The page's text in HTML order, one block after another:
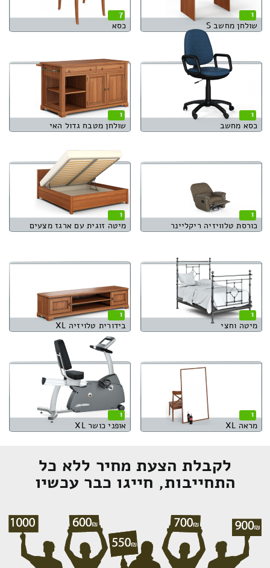
1
שולחן מחשב S
7
כסא
1
כסא מחשב
1
שולחן מטבח גדול האי
1
כורסת טלוויזיה ריקליינר
1
מיטה זוגית עם ארגז מצעים
1
מיטה וחצי
1
בידורית טלויזיה XL
1
מראה XL
1
אופני כושר XL
לקבלת הצעת מחיר ללא כל
התחייבות, חייגו כבר עכשיו